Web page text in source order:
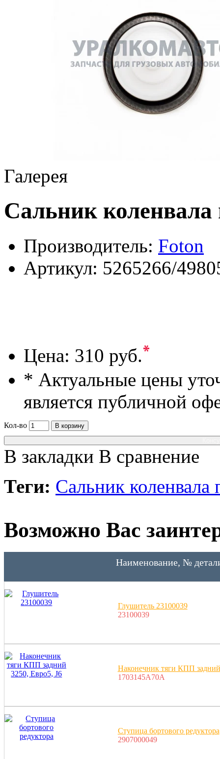
Галерея
Сальник коленвала
Производитель: Foton
Артикул: 5265266/
Цена: 310 руб.*
* Актуальные цены
является публичной
Кол-во
В корзину
В закладки В сравнение
Теги: Сальник
Возможно Вас
Наименование, №
Глушитель 23100039
23100039
Наконечник тяги КПП
1703145A70A
Ступица бортового редуктора
2907000049